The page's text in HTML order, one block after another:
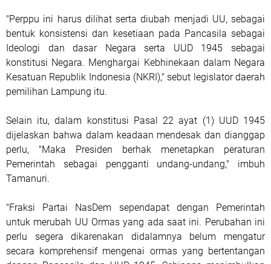
"Perppu ini harus dilihat serta diubah menjadi UU, sebagai
bentuk konsistensi dan kesetiaan pada Pancasila sebagai
Ideologi dan dasar Negara serta UUD 1945 sebagai
konstitusi Negara. Menghargai Kebhinekaan dalam Negara
Kesatuan Republik Indonesia (NKRI)," sebut legislator daerah
pemilihan Lampung itu.
Selain itu, dalam konstitusi Pasal 22 ayat (1) UUD 1945
dijelaskan bahwa dalam keadaan mendesak dan dianggap
perlu, "Maka Presiden berhak menetapkan peraturan
Pemerintah sebagai pengganti undang-undang," imbuh
Tamanuri.
"Fraksi Partai NasDem sependapat dengan Pemerintah
untuk merubah UU Ormas yang ada saat ini. Perubahan ini
perlu segera dikarenakan didalamnya belum mengatur
secara komprehensif mengenai ormas yang bertentangan